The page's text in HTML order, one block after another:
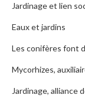
Jardinage et lien
Eaux et jardins
Les conifères font
Mycorhizes,
Jardinage, alliance